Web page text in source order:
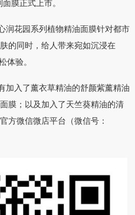
膜正式上市。
润花园系列植物精油面膜针对都市
的同时，给人带来宛如沉浸在
体验。
加入了薰衣草精油的舒颜紫薰精油
膜；以及加入了天竺葵精油的清
方微信微店平台（微信号：